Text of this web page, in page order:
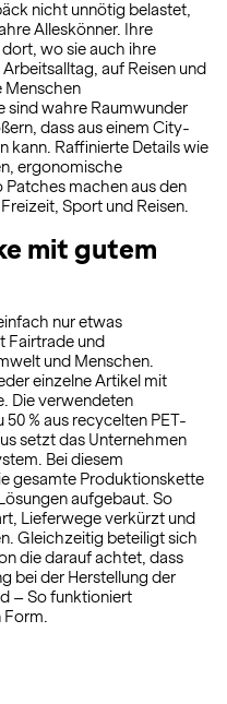
nicht unnötig belastet,
Alleskönner. Ihre
dort, wo sie auch ihre
auf Reisen und
Menschen
sind wahre Raumwunder
dass aus einem City-
kann. Raffinierte Details wie
ergonomische
machen aus den
Sport und Reisen.
mit gutem
nur etwas
Fairtrade und
und Menschen.
einzelne Artikel mit
Die verwendeten
% aus recycelten PET-
setzt das Unternehmen
Bei diesem
gesamte Produktionskette
aufgebaut. So
Lieferwege verkürzt und
Gleichzeitig beteiligt sich
die darauf achtet, dass
bei der Herstellung der
– So funktioniert